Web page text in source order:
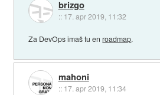
brizgo
:: 17. apr 2019, 11:32
Za DevOps imaš tu enroadmap.
mahoni
:: 17. apr 2019, 11:34